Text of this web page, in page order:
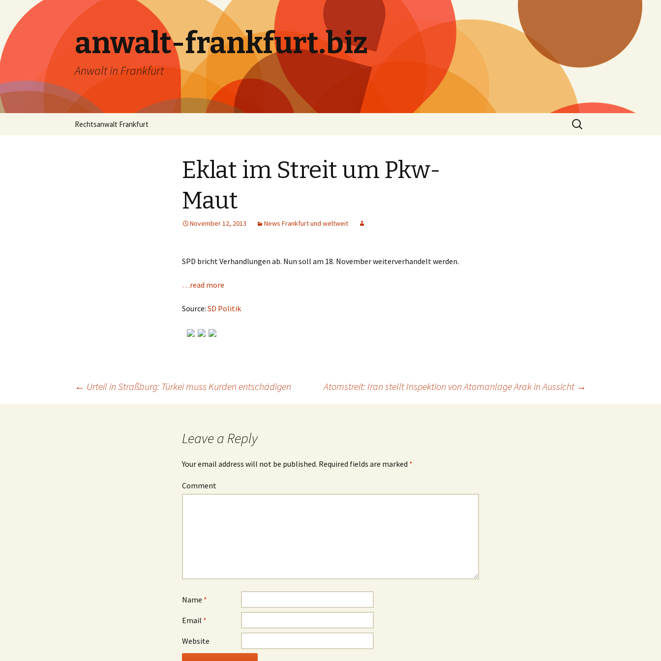
anwalt-frankfurt.biz
Anwalt in Frankfurt
Skip
Rechtsanwalt Frankfurt
Search
for:
Eklat im Streit um Pkw-
Maut
November 12, 2013 News Frankfurt und weltweit
SPD bricht Verhandlungen ab. Nun soll am 18. November weiterverhandelt werden.
…read more
Source: SD Politik
Post
← Urteil in Straßburg: Türkei muss Kurden entschädigen Atomstreit: Iran stellt Inspektion von Atomanlage Arak in Aussicht →
Leave a Reply
Your email address will not be published. Required fields are marked *
Comment
Name *
Email *
Website